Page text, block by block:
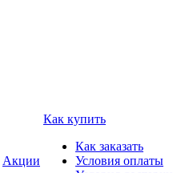
Акции
Как купить
Как заказать
Условия оплаты